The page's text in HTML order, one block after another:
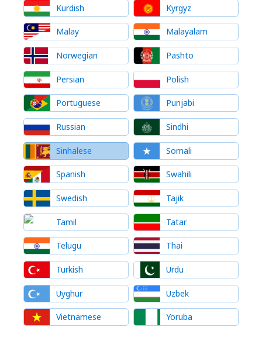
Kurdish Kyrgyz
Malay Malayalam
Norwegian Pashto
Persian Polish
Portuguese Punjabi
Russian Sindhi
Sinhalese Somali
Spanish Swahili
Swedish Tajik
Tamil Tatar
Telugu Thai
Turkish Urdu
Uyghur Uzbek
Vietnamese Yoruba